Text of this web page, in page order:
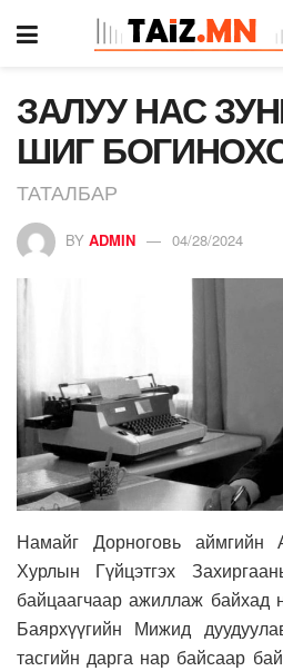
ЗАЛУУ НАС
ШИГ
ТАТАЛБАР
BY ADMIN 04/28/2024
Намайг Дорноговь аймгийн
Хурлын Гүйцэтгэх
байцаагчаар ажиллаж байхад
Баярхүүгийн Мижид
тасгийн дарга нар байсаар